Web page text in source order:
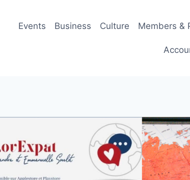
Events Business Culture Members &